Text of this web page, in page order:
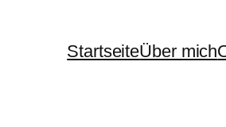
StartseiteÜber mich